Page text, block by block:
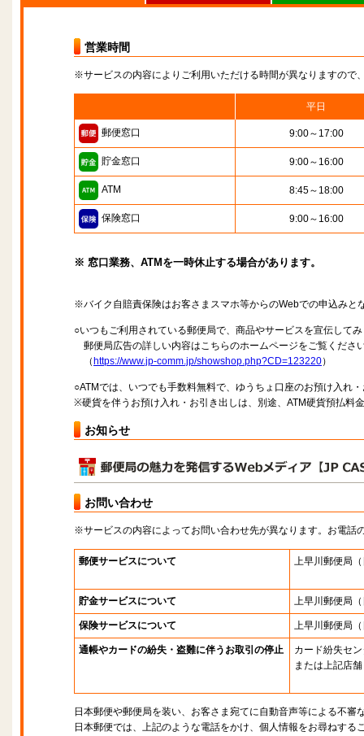
営業時間
※サービスの内容によりご利用いただける時間が異なりますので
平日
郵便窓口 9:00～17:00
貯金窓口 9:00～16:00
ATM 8:45～18:00
保険窓口 9:00～16:00
※ 窓口業務、ATMを一時休止する場合があります。
※バイク自賠責保険はお客さまスマホ等からのWebでの申込みと
○いつもご利用されている郵便局で、商品やサービスを宣伝して
郵便局広告の詳しい内容はこちらのホームページをご覧くださ
（ https://www.jp-comm.jp/showshop.php?CD=123220）
○ATMでは、いつでも手数料無料で、ゆうちょ口座のお預け入れ
※硬貨を伴うお預け入れ・お引き出しは、別途、ATM硬貨預払料
お知らせ
お問い合わせ
※サービスの内容によってお問い合わせ先が異なります。お電話
郵便サービスについて 上早川郵便局
貯金サービスについて 上早川郵便局
保険サービスについて 上早川郵便局
通帳やカードの紛失・盗難に伴うお取引の停止
カード紛失セ
または上記店舗
日本郵便や郵便局を装い、お客さま宛てに自動音声等による不審
日本郵便では、上記のような電話をかけ、個人情報をお尋ねする